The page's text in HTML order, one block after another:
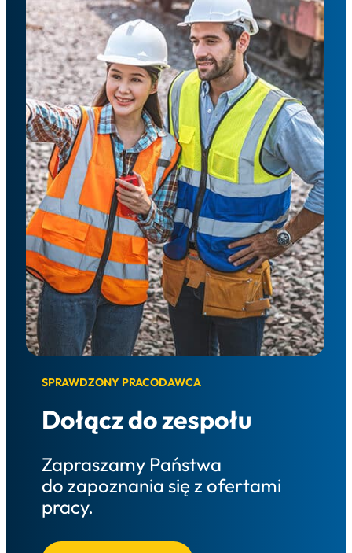
SPRAWDZONY PRACODAWCA
Dołącz do zespołu
Zapraszamy Państwa
do zapoznania się z ofertami
pracy.